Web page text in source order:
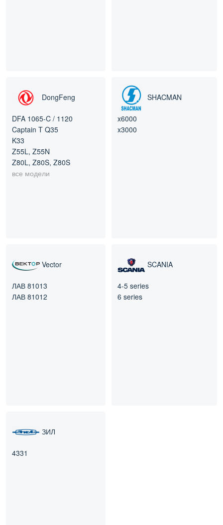
DongFeng
DFA 1065-C / 1120
Captain T Q35
K33
Z55L, Z55N
Z80L, Z80S, Z80S
все модели
SHACMAN
x6000
x3000
Vector
ЛАВ 81013
ЛАВ 81012
SCANIA
4-5 series
6 series
ЗИЛ
4331